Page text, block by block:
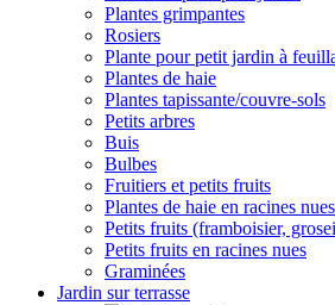
Plantes grimpantes
Rosiers
Plante pour petit jardin à
Plantes de haie
Plantes tapissante/couvre-sols
Petits arbres
Buis
Bulbes
Fruitiers et petits fruits
Plantes de haie en racines nues
Petits fruits (framboisier,
Petits fruits en racines nues
Graminées
Jardin sur terrasse